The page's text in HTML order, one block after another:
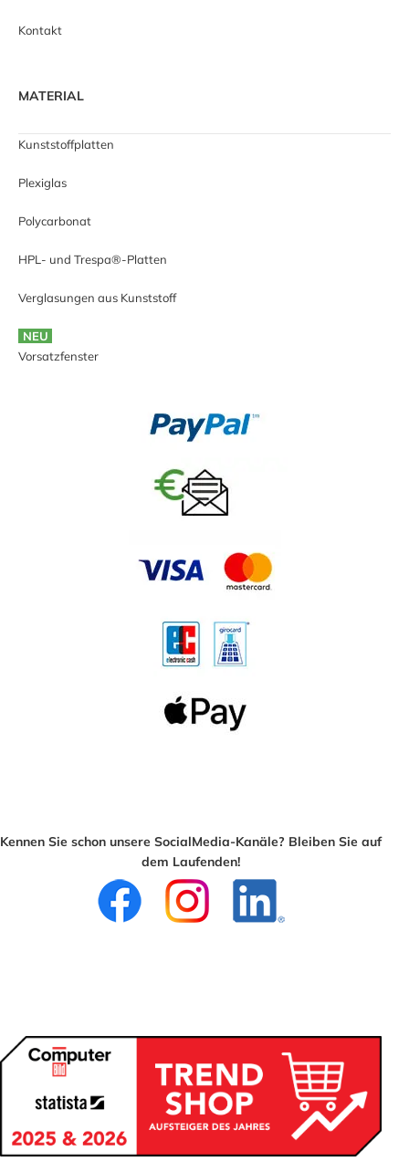
Kontakt
MATERIAL
Kunststoffplatten
Plexiglas
Polycarbonat
HPL- und Trespa®-Platten
Verglasungen aus Kunststoff
NEU
Vorsatzfenster
Kennen Sie schon unsere SocialMedia-Kanäle? Bleiben Sie auf
dem Laufenden!